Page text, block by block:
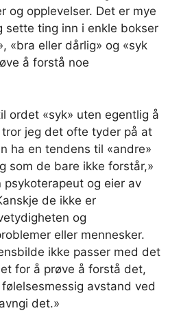
og opplevelser. Det er mye
sette ting inn i enkle bokser
«bra eller dårlig» og «syk
å forstå noe
ordet «syk» uten egentlig å
jeg det ofte tyder på at
ha en tendens til «andre»
som de bare ikke forstår,»
psykoterapeut og eier av
de ikke er
og
eller mennesker.
ikke passer med det
for å prøve å forstå det,
avstand ved
det.»